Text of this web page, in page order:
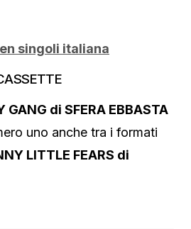
singoli italiana
GANG di SFERA EBBASTA
uno anche tra i formati
LITTLE FEARS di